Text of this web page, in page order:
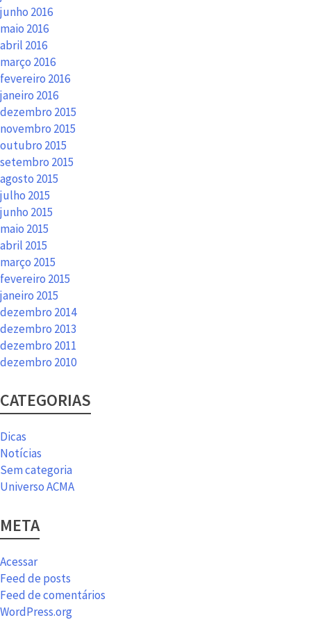
junho 2016
maio 2016
abril 2016
março 2016
fevereiro 2016
janeiro 2016
dezembro 2015
novembro 2015
outubro 2015
setembro 2015
agosto 2015
julho 2015
junho 2015
maio 2015
abril 2015
março 2015
fevereiro 2015
janeiro 2015
dezembro 2014
dezembro 2013
dezembro 2011
dezembro 2010
CATEGORIAS
Dicas
Notícias
Sem categoria
Universo ACMA
META
Acessar
Feed de posts
Feed de comentários
WordPress.org